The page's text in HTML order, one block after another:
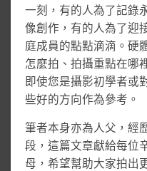
一刻，有的人為了記錄
像創作，有的人為了迎
庭成員的點點滴滴。硬
怎麼拍、拍攝重點在哪
即使您是攝影初學者或
些好的方向作為參考。
筆者本身亦為人父，經
段，這篇文章獻給每位
母，希望幫助大家拍出